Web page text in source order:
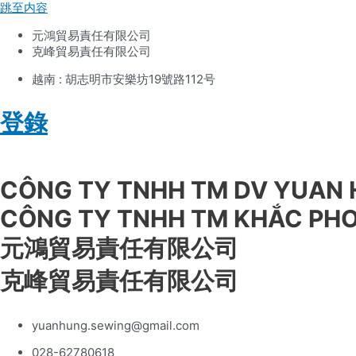
跳至内容
元鴻貿易責任有限公司
克峰貿易責任有限公司
越南 : 胡志明市安樂坊19號路112号
登錄
CÔNG TY TNHH TM DV YUAN
CÔNG TY TNHH TM KHẮC
元鴻貿易責任有限公司
克峰貿易責任有限公司
yuanhung.sewing@gmail.com
028-62780618